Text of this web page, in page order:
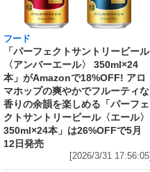
フード
「パーフェクトサントリービール
〈アンバーエール〉 350ml×24
本」がAmazonで18%OFF! アロ
マホップの爽やかでフルーティな
香りの余韻を楽しめる「パーフェ
クトサントリービール〈エール〉
350ml×24本」は26%OFFで5月
12日発売
[2026/3/31 17:56:05]